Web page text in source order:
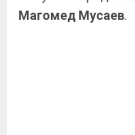
Магомед Мусаев.